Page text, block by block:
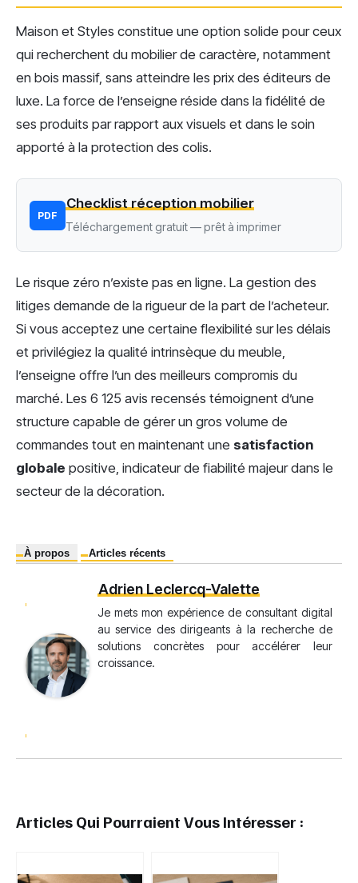
Maison et Styles constitue une option solide pour ceux
qui recherchent du mobilier de caractère, notamment
en bois massif, sans atteindre les prix des éditeurs de
luxe. La force de l’enseigne réside dans la fidélité de
ses produits par rapport aux visuels et dans le soin
apporté à la protection des colis.
PDF
Checklist réception mobilier
Téléchargement gratuit — prêt à imprimer
Le risque zéro n’existe pas en ligne. La gestion des
litiges demande de la rigueur de la part de l’acheteur.
Si vous acceptez une certaine flexibilité sur les délais
et privilégiez la qualité intrinsèque du meuble,
l’enseigne offre l’un des meilleurs compromis du
marché. Les 6 125 avis recensés témoignent d’une
structure capable de gérer un gros volume de
commandes tout en maintenant une satisfaction
globale positive, indicateur de fiabilité majeur dans le
secteur de la décoration.
À propos Articles récents
Adrien Leclercq-Valette
Je mets mon expérience de consultant digital
au service des dirigeants à la recherche de
solutions concrètes pour accélérer leur
croissance.
Articles Qui Pourraient Vous Intéresser :